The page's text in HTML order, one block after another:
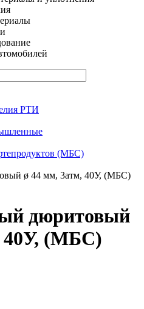
РТИ
(МБС)
ø 44 мм, 3атм, 40У, (МБС)
дюритовый
40У, (МБС)